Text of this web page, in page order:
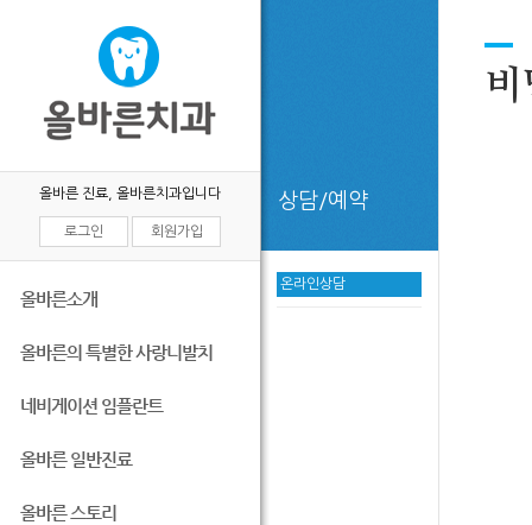
올바른 진료, 올바른치과입니다
로그인 회원가입
올바른소개
올바른의 특별한 사랑니발치
네비게이션 임플란트
올바른 일반진료
올바른 스토리
상담/예약
온라인상담
비